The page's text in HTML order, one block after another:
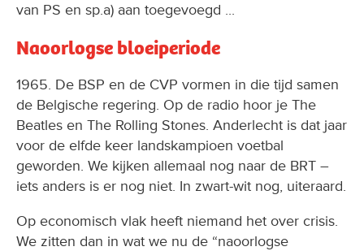
van PS en sp.a) aan toegevoegd ...
Naoorlogse bloeiperiode
1965. De BSP en de CVP vormen in die tijd samen
de Belgische regering. Op de radio hoor je The
Beatles en The Rolling Stones. Anderlecht is dat jaar
voor de elfde keer landskampioen voetbal
geworden. We kijken allemaal nog naar de BRT –
iets anders is er nog niet. In zwart-wit nog, uiteraard.
Op economisch vlak heeft niemand het over crisis.
We zitten dan in wat we nu de “naoorlogse